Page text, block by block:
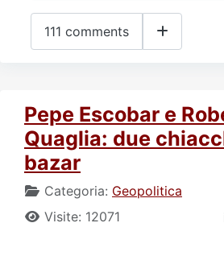
111 comments
Pepe Escobar e
Quaglia: due
bazar
Categoria: Geopolitica
Visite: 12071